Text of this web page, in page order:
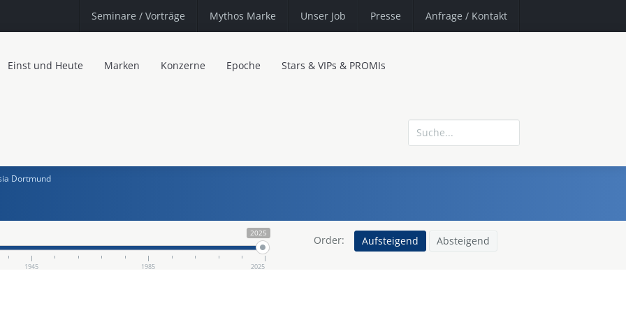
Seminare / Vorträge Mythos Marke Unser Job Presse Anfrage / Kontakt
Einst und Heute Marken Konzerne Epoche Stars & VIPs & PROMIs
Dortmund
2025
1945 1985 2025
Order: Aufsteigend Absteigend